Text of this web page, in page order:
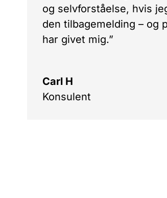
og selvforståelse, hvis
den tilbagemelding – og
har givet mig.”
Carl H
Konsulent